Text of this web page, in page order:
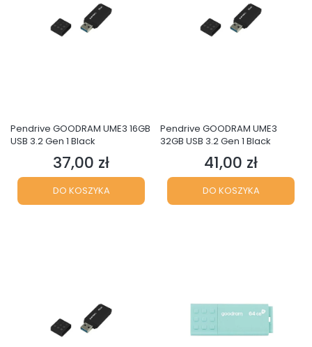
Pendrive GOODRAM UME3 16GB
USB 3.2 Gen 1 Black
Cena
37,00 zł
DO KOSZYKA
Pendrive GOODRAM UME3
32GB USB 3.2 Gen 1 Black
Cena
41,00 zł
DO KOSZYKA